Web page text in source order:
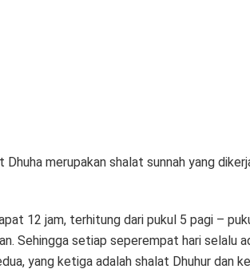
Dhuha merupakan shalat sunnah yang
12 jam, terhitung dari pukul 5 pagi –
Sehingga setiap seperempat hari selalu
yang ketiga adalah shalat Dhuhur dan